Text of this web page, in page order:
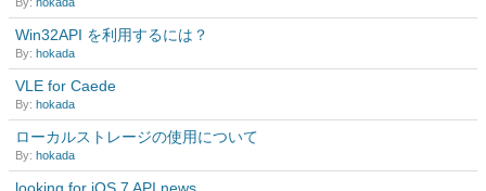
Win32API を利用するには？
By: hokada
VLE for Caede
By: hokada
ローカルストレージの使用について
By: hokada